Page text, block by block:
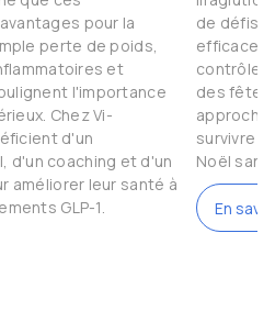
pour la
perte de poids,
et
l'importance
Chez Vi-
d'un
d'un coaching et d'un
améliorer leur santé à
GLP-1.
de défis.
efficaces
contrôler
des fêtes
approche
survivre
Noël
En